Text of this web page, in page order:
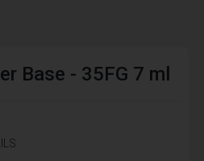
Base - 35FG 7 ml